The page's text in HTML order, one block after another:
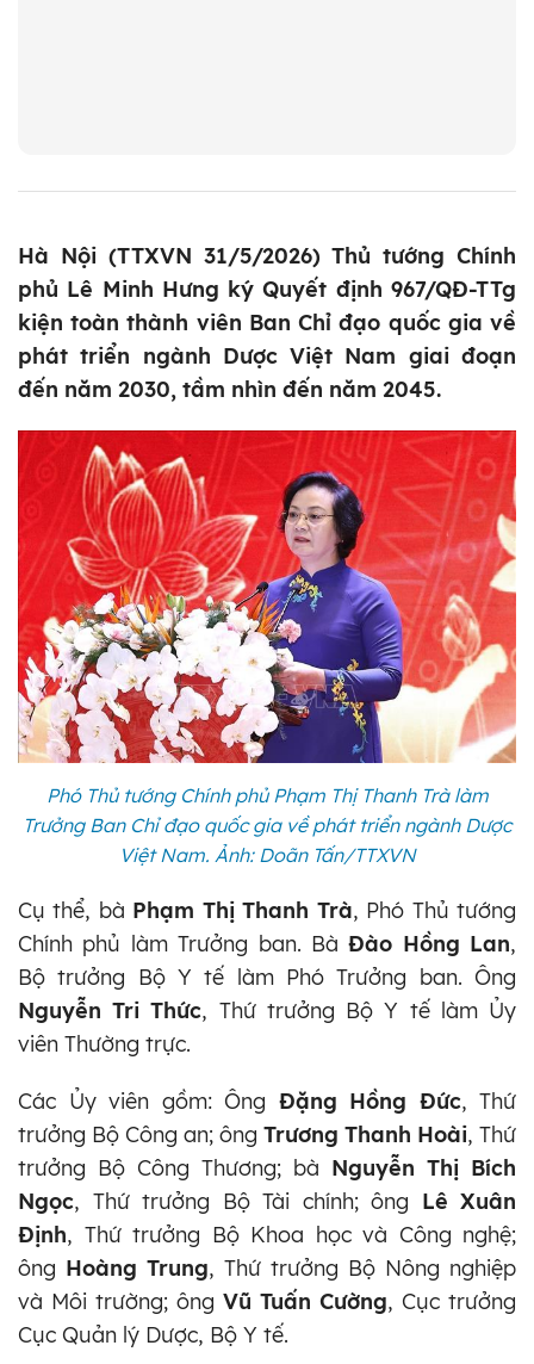
Hà Nội (TTXVN 31/5/2026) Thủ tướng Chính
phủ Lê Minh Hưng ký Quyết định 967/QĐ-TTg
kiện toàn thành viên Ban Chỉ đạo quốc gia về
phát triển ngành Dược Việt Nam giai đoạn
đến năm 2030, tầm nhìn đến năm 2045.
Phó Thủ tướng Chính phủ Phạm Thị Thanh Trà làm
Trưởng Ban Chỉ đạo quốc gia về phát triển ngành Dược
Việt Nam. Ảnh: Doãn Tấn/TTXVN
Cụ thể, bà Phạm Thị Thanh Trà, Phó Thủ tướng
Chính phủ làm Trưởng ban. BàĐào Hồng Lan,
Bộ trưởng Bộ Y tế làm Phó Trưởng ban. Ông
Nguyễn Tri Thức, Thứ trưởng Bộ Y tế làm Ủy
viên Thường trực.
Các Ủy viên gồm: Ông Đặng Hồng Đức, Thứ
trưởng Bộ Công an; ông Trương Thanh Hoài, Thứ
trưởng Bộ Công Thương; bà Nguyễn Thị Bích
Ngọc, Thứ trưởng Bộ Tài chính; ông Lê Xuân
Định, Thứ trưởng Bộ Khoa học và Công nghệ;
ông Hoàng Trung, Thứ trưởng Bộ Nông nghiệp
và Môi trường; ông Vũ Tuấn Cường, Cục trưởng
Cục Quản lý Dược, Bộ Y tế.